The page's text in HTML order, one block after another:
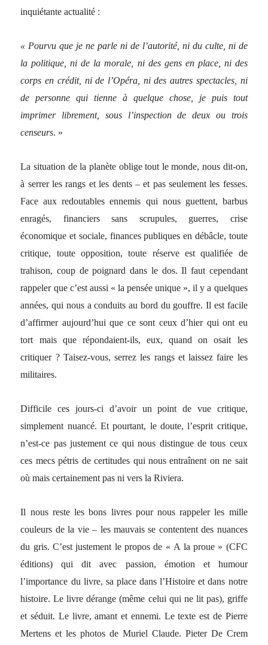
inquiétante actualité :
« Pourvu que je ne parle ni de l’autorité, ni du culte, ni de
la politique, ni de la morale, ni des gens en place, ni des
corps en crédit, ni de l’Opéra, ni des autres spectacles, ni
de personne qui tienne à quelque chose, je puis tout
imprimer librement, sous l’inspection de deux ou trois
censeurs. »
La situation de la planète oblige tout le monde, nous dit-on,
à serrer les rangs et les dents – et pas seulement les fesses.
Face aux redoutables ennemis qui nous guettent, barbus
enragés, financiers sans scrupules, guerres, crise
économique et sociale, finances publiques en débâcle, toute
critique, toute opposition, toute réserve est qualifiée de
trahison, coup de poignard dans le dos. Il faut cependant
rappeler que c’est aussi « la pensée unique », il y a quelques
années, qui nous a conduits au bord du gouffre. Il est facile
d’affirmer aujourd’hui que ce sont ceux d’hier qui ont eu
tort mais que répondaient-ils, eux, quand on osait les
critiquer ? Taisez-vous, serrez les rangs et laissez faire les
militaires.
Difficile ces jours-ci d’avoir un point de vue critique,
simplement nuancé. Et pourtant, le doute, l’esprit critique,
n’est-ce pas justement ce qui nous distingue de tous ceux
ces mecs pétris de certitudes qui nous entraînent on ne sait
où mais certainement pas ni vers la Riviera.
Il nous reste les bons livres pour nous rappeler les mille
couleurs de la vie – les mauvais se contentent des nuances
du gris. C’est justement le propos de « A la proue » (CFC
éditions) qui dit avec passion, émotion et humour
l’importance du livre, sa place dans l’Histoire et dans notre
histoire. Le livre dérange (même celui qui ne lit pas), griffe
et séduit. Le livre, amant et ennemi. Le texte est de Pierre
Mertens et les photos de Muriel Claude. Pieter De Crem